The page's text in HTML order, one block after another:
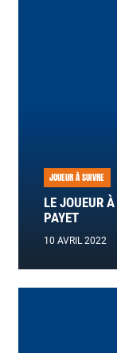
JOUEUR À SUIVRE
LE JOUEUR
PAYET
10 AVRIL 2022